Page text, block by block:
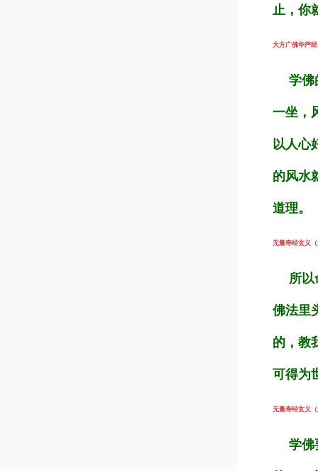
止，你
大方广佛华严
学佛
一坐，
以人心
的风水
道理。
无量寿经玄义
所以
佛法里
的，教
可得为
无量寿经玄义
学佛